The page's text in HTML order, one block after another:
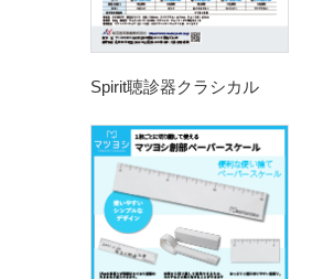
Spirit聴診器クラシカル